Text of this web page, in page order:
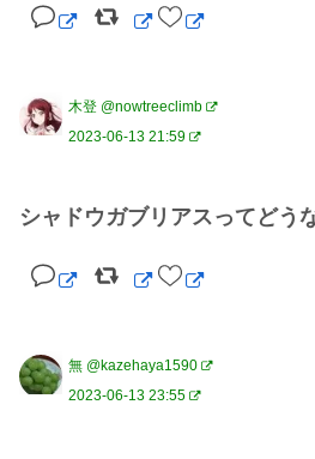
木登 @nowtreeclimb
2023-06-13 21:59
シャドウガブリアスってどう
無 @kazehaya1590
2023-06-13 23:55